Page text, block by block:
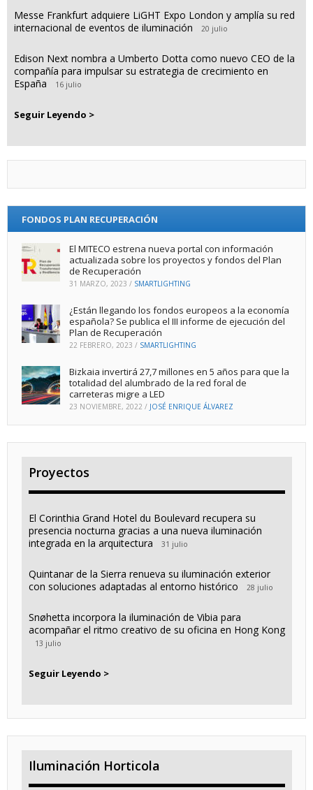
Messe Frankfurt adquiere LiGHT Expo London y amplía su red
internacional de eventos de iluminación
20 julio
Edison Next nombra a Umberto Dotta como nuevo CEO de la
compañía para impulsar su estrategia de crecimiento en
España
16 julio
Seguir Leyendo >
FONDOS PLAN RECUPERACIÓN
El MITECO estrena nueva portal con información
actualizada sobre los proyectos y fondos del Plan
de Recuperación
31 MARZO, 2023 / SMARTLIGHTING
¿Están llegando los fondos europeos a la economía
española? Se publica el III informe de ejecución del
Plan de Recuperación
22 FEBRERO, 2023 / SMARTLIGHTING
Bizkaia invertirá 27,7 millones en 5 años para que la
totalidad del alumbrado de la red foral de
carreteras migre a LED
23 NOVIEMBRE, 2022 / JOSÉ ENRIQUE ÁLVAREZ
Proyectos
El Corinthia Grand Hotel du Boulevard recupera su
presencia nocturna gracias a una nueva iluminación
integrada en la arquitectura
31 julio
Quintanar de la Sierra renueva su iluminación exterior
con soluciones adaptadas al entorno histórico
28 julio
Snøhetta incorpora la iluminación de Vibia para
acompañar el ritmo creativo de su oficina en Hong Kong
13 julio
Seguir Leyendo >
Iluminación Horticola